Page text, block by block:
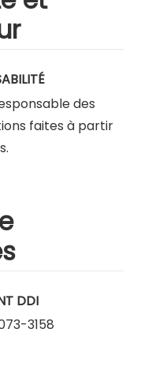
des
faites à partir
DDI
3158